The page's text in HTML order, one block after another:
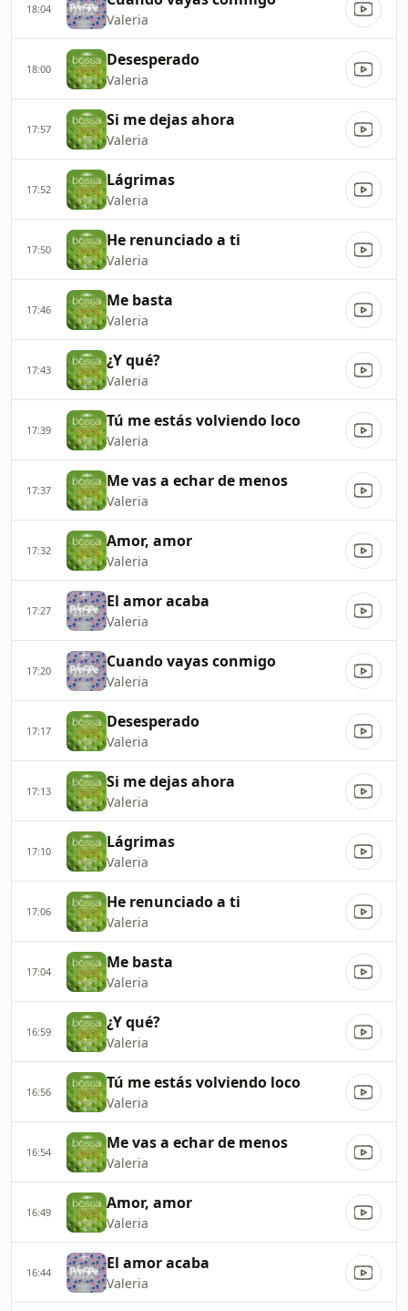
18:04
Valeria
18:00 Desesperado
Valeria
17:57 Si me dejas ahora
Valeria
17:52 Lágrimas
Valeria
17:50 He renunciado a ti
Valeria
17:46 Me basta
Valeria
17:43 ¿Y qué?
Valeria
17:39 Tú me estás volviendo loco
Valeria
17:37 Me vas a echar de menos
Valeria
17:32 Amor, amor
Valeria
17:27 El amor acaba
Valeria
17:20 Cuando vayas conmigo
Valeria
17:17 Desesperado
Valeria
17:13 Si me dejas ahora
Valeria
17:10 Lágrimas
Valeria
17:06 He renunciado a ti
Valeria
17:04 Me basta
Valeria
16:59 ¿Y qué?
Valeria
16:56 Tú me estás volviendo loco
Valeria
16:54 Me vas a echar de menos
Valeria
16:49 Amor, amor
Valeria
16:44 El amor acaba
Valeria